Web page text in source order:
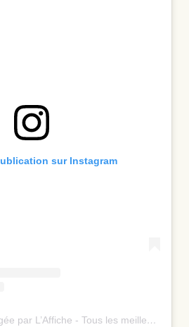
sur Instagram
Une publication partagée par L’Affiche - Tous les meilleurs spectacles ⭐️ (@laffiche.co)